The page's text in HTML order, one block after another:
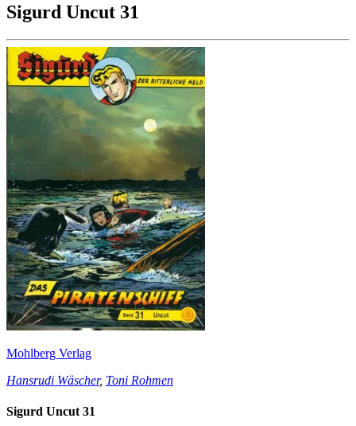
Sigurd Uncut 31
Mohlberg Verlag
Hansrudi Wäscher, Toni Rohmen
Sigurd Uncut 31